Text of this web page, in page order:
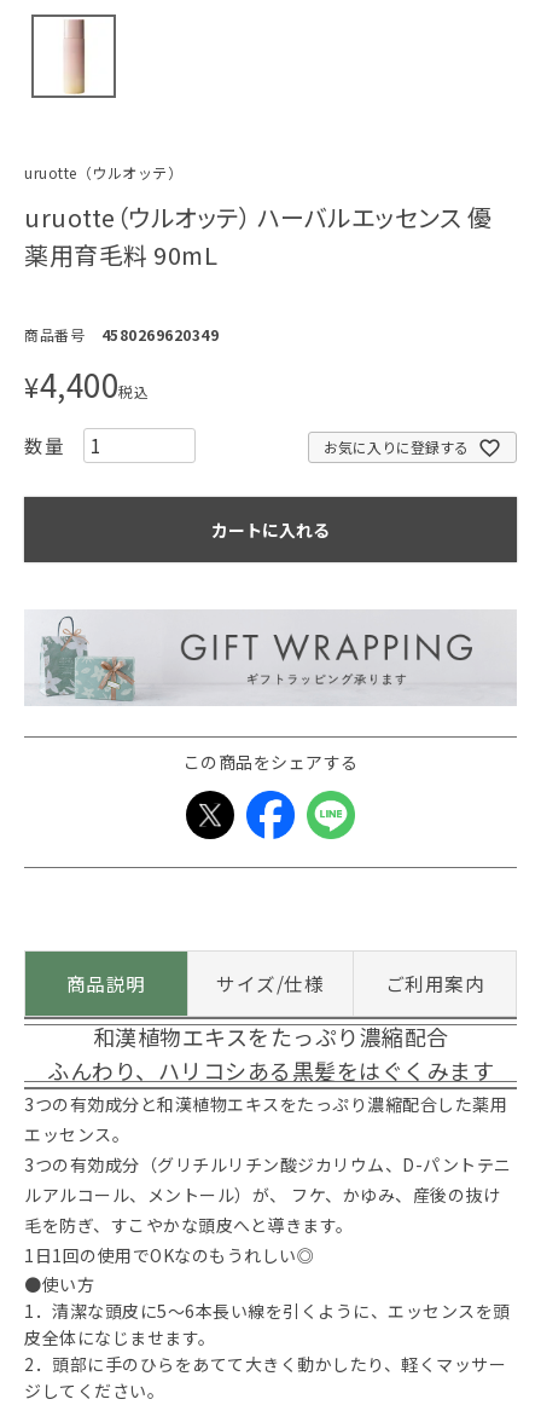
uruotte（ウルオッテ）
uruotte（ウルオッテ） ハーバルエッセンス 優
薬用育毛料 90mL
商品番号 4580269620349
¥4,400税込
お気に入りに登録する
カートに入れる
この商品をシェアする
商品説明 サイズ/仕様 ご利用案内
和漢植物エキスをたっぷり濃縮配合
ふんわり、ハリコシある黒髪をはぐくみます
3つの有効成分と和漢植物エキスをたっぷり濃縮配合した薬用
エッセンス。
3つの有効成分（グリチルリチン酸ジカリウム、D-パントテニ
ルアルコール、メントール）が、 フケ、かゆみ、産後の抜け
毛を防ぎ、すこやかな頭皮へと導きます。
1日1回の使用でOKなのもうれしい◎
●使い方
1．清潔な頭皮に5～6本長い線を引くように、エッセンスを頭
皮全体になじませます。
2．頭部に手のひらをあてて大きく動かしたり、軽くマッサー
ジしてください。